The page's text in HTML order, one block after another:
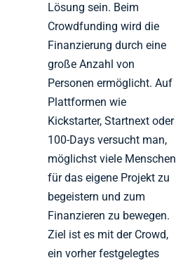
Lösung sein. Beim
Crowdfunding wird die
Finanzierung durch eine
große Anzahl von
Personen ermöglicht. Auf
Plattformen wie
Kickstarter, Startnext oder
100-Days versucht man,
möglichst viele Menschen
für das eigene Projekt zu
begeistern und zum
Finanzieren zu bewegen.
Ziel ist es mit der Crowd,
ein vorher festgelegtes